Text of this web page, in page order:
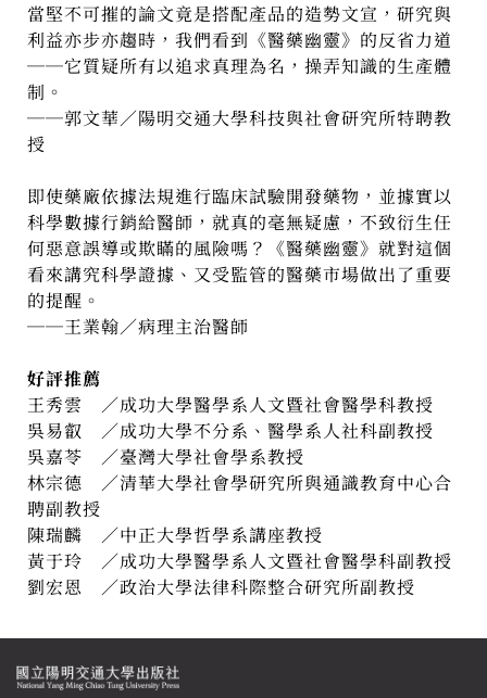
當堅不可摧的論文竟是搭配產品的造勢文宣，研究與
利益亦步亦趨時，我們看到《醫藥幽靈》的反省力道
──它質疑所有以追求真理為名，操弄知識的生產體
制。
──郭文華／陽明交通大學科技與社會研究所特聘教
授
即使藥廠依據法規進行臨床試驗開發藥物，並據實以
科學數據行銷給醫師，就真的毫無疑慮，不致衍生任
何惡意誤導或欺瞞的風險嗎？《醫藥幽靈》就對這個
看來講究科學證據、又受監管的醫藥市場做出了重要
的提醒。
──王業翰／病理主治醫師
好評推薦
王秀雲 ／成功大學醫學系人文暨社會醫學科教授
吳易叡 ／成功大學不分系、醫學系人社科副教授
吳嘉苓 ／臺灣大學社會學系教授
林宗德 ／清華大學社會學研究所與通識教育中心合
聘副教授
陳瑞麟 ／中正大學哲學系講座教授
黃于玲 ／成功大學醫學系人文暨社會醫學科副教授
劉宏恩 ／政治大學法律科際整合研究所副教授